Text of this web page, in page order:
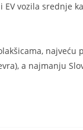
EV vozila srednje
a najmanju